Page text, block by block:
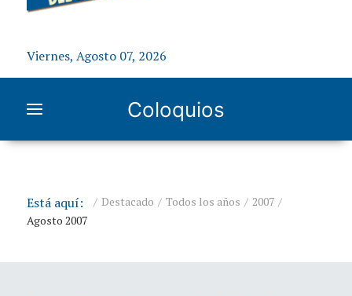
Viernes, Agosto 07, 2026
Coloquios
Está aquí: Destacado Todos los años
2007
Agosto 2007